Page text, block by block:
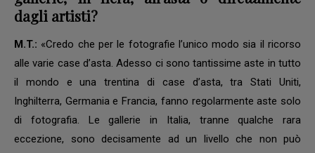
dagli artisti?
M.T.: «Credo che per le fotografie l’unico modo sia il ricorso
alle varie case d’asta. Adesso ci sono tantissime aste in tutto
il mondo e una trentina di case d’asta, tra Stati Uniti,
Inghilterra, Germania e Francia, fanno regolarmente aste solo
di fotografia. Le gallerie in Italia, tranne qualche rara
eccezione, sono decisamente ad un livello che non può